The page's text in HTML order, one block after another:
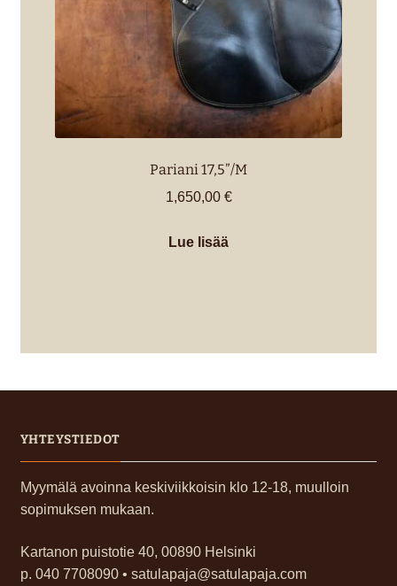
Pariani 17,5”/M
1,650,00 €
Lue lisää
YHTEYSTIEDOT
Myymälä avoinna keskiviikkoisin klo 12-18, muulloin
sopimuksen mukaan.
Kartanon puistotie 40, 00890 Helsinki
p. 040 7708090 • satulapaja@satulapaja.com